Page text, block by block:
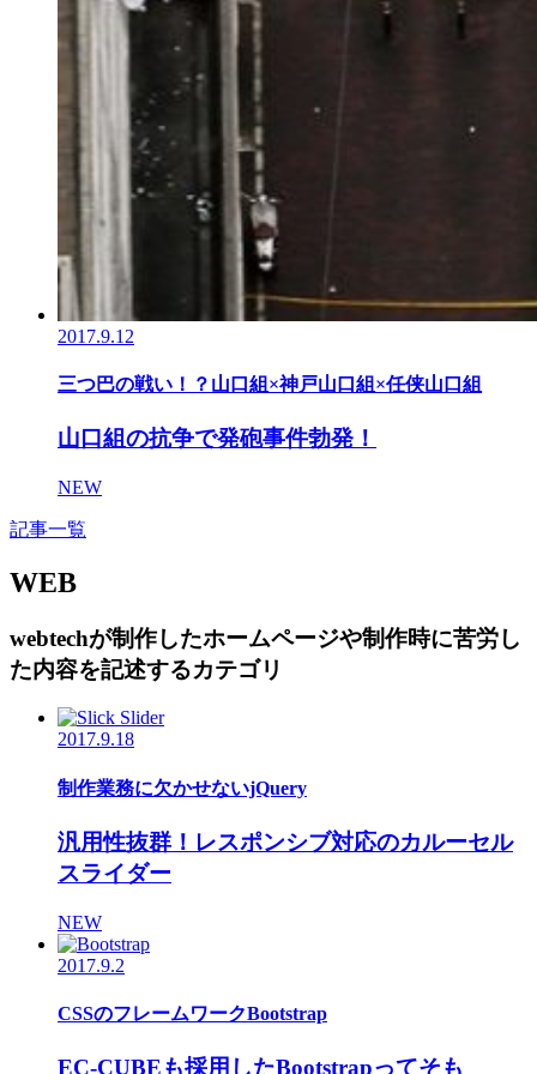
2017.9.12
三つ巴の戦い！？山口組×神戸山口組×任侠山口組
山口組の抗争で発砲事件勃発！
NEW
記事一覧
WEB
webtechが制作したホームページや制作時に苦労し
た内容を記述するカテゴリ
2017.9.18
制作業務に欠かせないjQuery
汎用性抜群！レスポンシブ対応のカルーセル
スライダー
NEW
2017.9.2
CSSのフレームワークBootstrap
EC-CUBEも採用したBootstrapってそも